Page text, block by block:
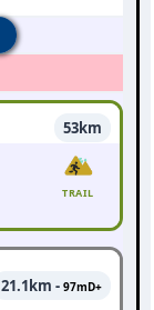
53km
TRAIL
21.1km - 97mD+